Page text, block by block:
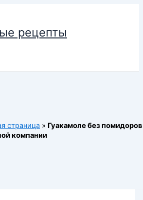
рецепты
страница » Гуакамоле без
компании